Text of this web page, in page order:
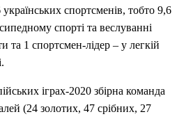
спортсменів, тобто 9,6
спорті та веслуванні
та 1 спортсмен-лідер – у легкій
іграх-2020 збірна команда
(24 золотих, 47 срібних, 27